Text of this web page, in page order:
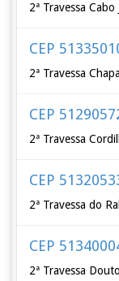
2ª Travessa Cabo
CEP
2ª Travessa
CEP
2ª Travessa
CEP
2ª Travessa do
CEP
2ª Travessa